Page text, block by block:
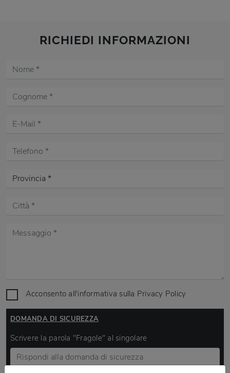
RICHIEDI INFORMAZIONI
Acconsento all'informativa sulla Privacy Policy
DOMANDA DI SICUREZZA
Scrivere la parola "Fragole" al singolare